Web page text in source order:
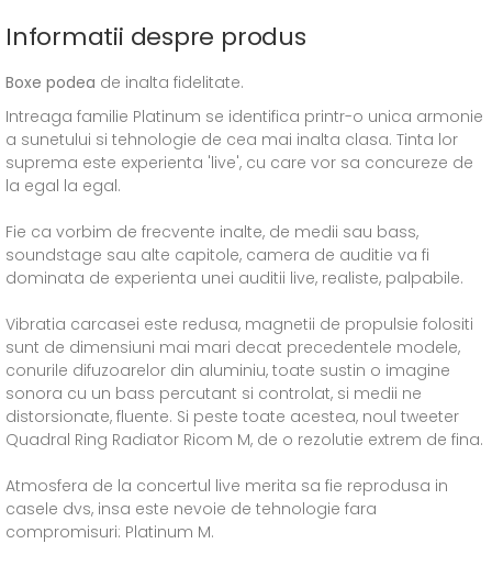
Informatii despre produs
Boxe podea de inalta fidelitate.
Intreaga familie Platinum se identifica printr-o unica armonie
a sunetului si tehnologie de cea mai inalta clasa. Tinta lor
suprema este experienta 'live', cu care vor sa concureze de
la egal la egal.
Fie ca vorbim de frecvente inalte, de medii sau bass,
soundstage sau alte capitole, camera de auditie va fi
dominata de experienta unei auditii live, realiste, palpabile.
Vibratia carcasei este redusa, magnetii de propulsie folositi
sunt de dimensiuni mai mari decat precedentele modele,
conurile difuzoarelor din aluminiu, toate sustin o imagine
sonora cu un bass percutant si controlat, si medii ne
distorsionate, fluente. Si peste toate acestea, noul tweeter
Quadral Ring Radiator Ricom M, de o rezolutie extrem de fina.
Atmosfera de la concertul live merita sa fie reprodusa in
casele dvs, insa este nevoie de tehnologie fara
compromisuri: Platinum M.